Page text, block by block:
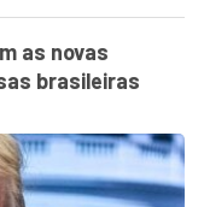
as novas
brasileiras